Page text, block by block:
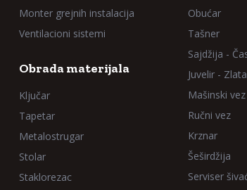
Monter grejnih instalacija
Ventilacioni sistemi
Obrada materijala
Ključar
Tapetar
Metalostrugar
Stolar
Staklorezac
Obućar
Tašner
Sajdžija -
Juvelir -
Mašinski vez
Ručni vez
Krznar
Šeširdžija
Serviser